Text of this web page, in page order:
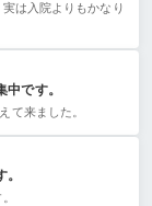
は入院よりもかなり
です。
て来ました。